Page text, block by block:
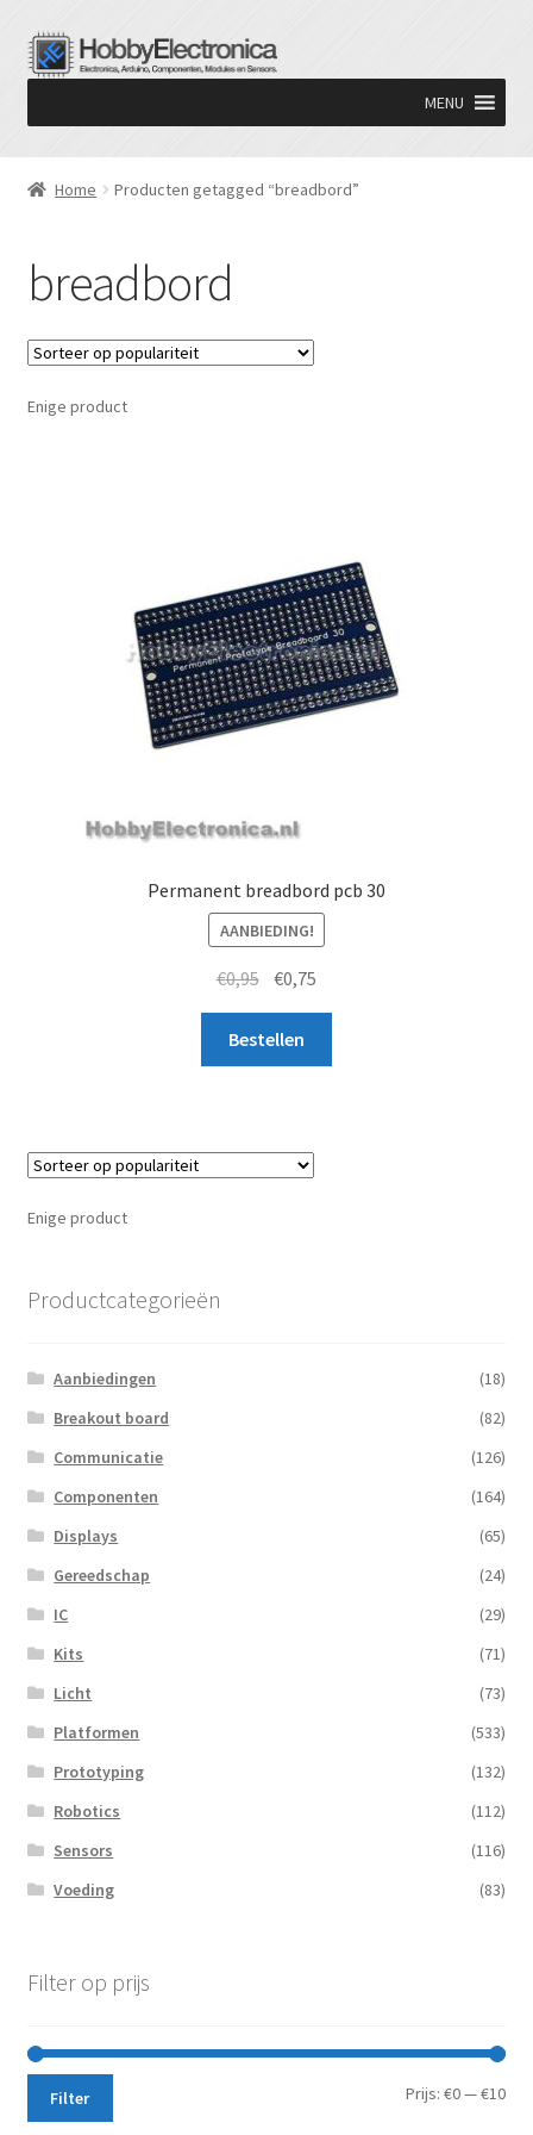
Ga
door
navigatie
Ga
naar
inhoud
MENU
Home Producten getagged “breadbord”
breadbord
Enige product
Permanent breadbord pcb 30
AANBIEDING!
€0,95 Oorspronkelijke
prijs
was:
€0,95.
€0,75
prijs
€0,75.
Bestellen
Enige product
Productcategorieën
Aanbiedingen
(18)
Breakout board
(82)
Communicatie
(126)
Componenten
(164)
Displays
(65)
Gereedschap
(24)
IC
(29)
Kits
(71)
Licht
(73)
Platformen
(533)
Prototyping
(132)
Robotics
(112)
Sensors
(116)
Voeding
(83)
Filter op prijs
Min.
Filter Prijs:€0—€10